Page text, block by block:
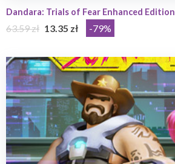
Dandara: Trials of Fear Enhanced Edition
63.59 zł 13.35 zł -79%